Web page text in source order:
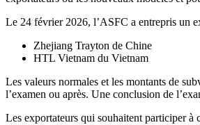
Le 24 février 2026, l’ASFC a entrepris un
Zhejiang Trayton de Chine
HTL Vietnam du Vietnam
Les valeurs normales et les montants de
l’examen ou après. Une conclusion de
Les exportateurs qui souhaitent participer à